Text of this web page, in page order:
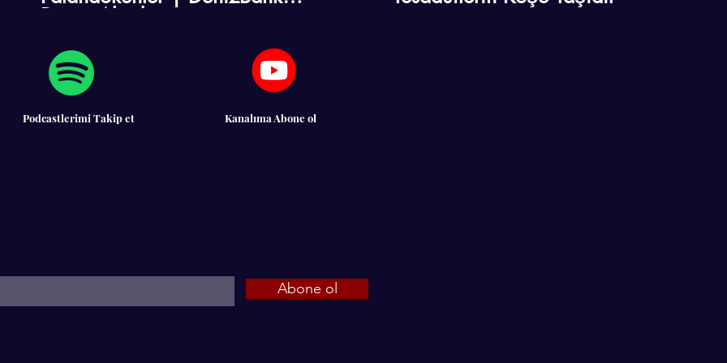
Deniz Akademi
Podcastlerimi Takip et Kanalıma Abone ol
Abone ol